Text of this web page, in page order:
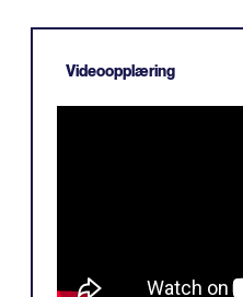
Videoopplæring